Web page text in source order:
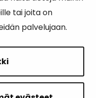
tai joita on
palvelujaan.